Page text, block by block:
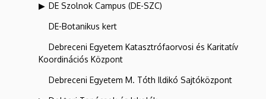
DE Szolnok Campus (DE-SZC)
DE-Botanikus kert
Debreceni Egyetem Katasztrófaorvosi és Karitatív
Koordinációs Központ
Debreceni Egyetem M. Tóth Ildikó Sajtóközpont